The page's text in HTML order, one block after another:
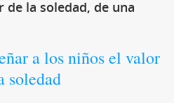
la soledad, de una
a los niños el valor
soledad